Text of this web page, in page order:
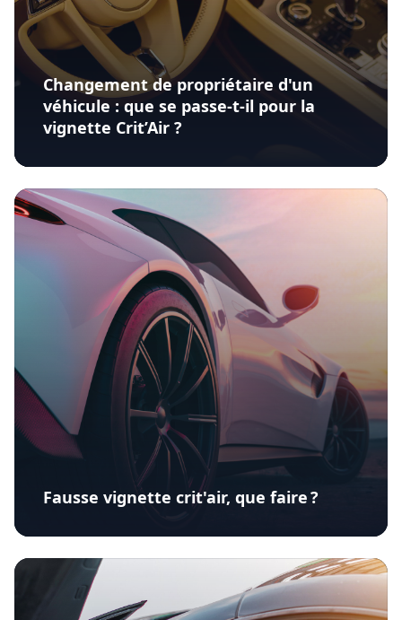
Changement de propriétaire d'un
véhicule : que se passe-t-il pour la
vignette Crit’Air ?
Fausse vignette crit'air, que faire ?